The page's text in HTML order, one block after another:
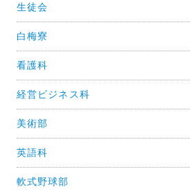
生徒会
白梅寮
看護科
経営ビジネス科
美術部
英語科
軟式野球部